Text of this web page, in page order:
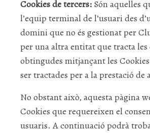
Cookies de tercers: Són aquelles
l’equip terminal de l’usuari des
domini que no és gestionat per
per una altra entitat que tracta les
obtingudes mitjançant les
ser tractades per a la prestació de
No obstant això, aquesta pàgina
Cookies que requereixen el
usuaris. A continuació podrà